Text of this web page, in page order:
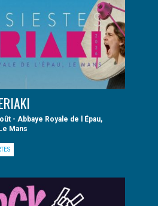
- Abbaye Royale de l Épau,
Mans